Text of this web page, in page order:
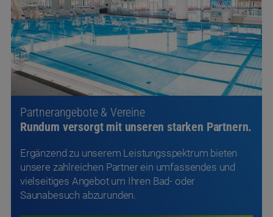
Partnerangebote & Vereine
Rundum versorgt mit unseren starken Partnern.
Ergänzend zu unserem Leistungsspektrum bieten
unsere zahlreichen Partner ein umfassendes und
vielseitiges Angebot um Ihren Bad- oder
Saunabesuch abzurunden.